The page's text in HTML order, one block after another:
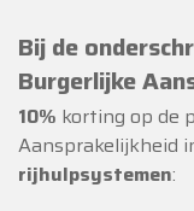
Bij de
Burgerlijke
10% korting op de
Aansprakelijkheid
rijhulpsystemen: